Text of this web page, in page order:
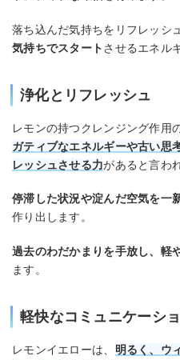
落ち込んだ気持ちをリフレッシ
気持ちでスタートさせるエネル
浄化とリフレッシュ
レモンの持つクレンジング作用
ガティブなエネルギーや古い思
レッシュさせる力があると言わ
停滞した状況や淀んだ空気を一
作り出します。
過去のわだかまりを手放し、軽
ます。
軽快なコミュニケーシ
レモンイエローは、 明るく、ウ